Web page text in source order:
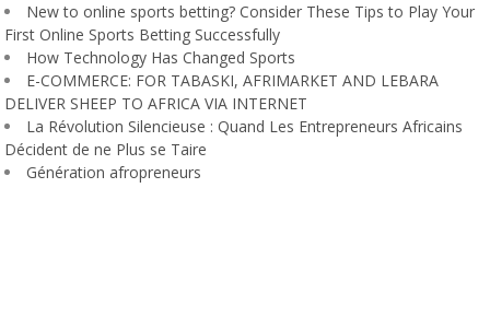
New to online sports betting? Consider These Tips to Play Your
First Online Sports Betting Successfully
How Technology Has Changed Sports
E-COMMERCE: FOR TABASKI, AFRIMARKET AND LEBARA
DELIVER SHEEP TO AFRICA VIA INTERNET
La Révolution Silencieuse : Quand Les Entrepreneurs Africains
Décident de ne Plus se Taire
Génération afropreneurs